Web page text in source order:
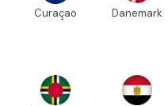
Curaçao Danemark